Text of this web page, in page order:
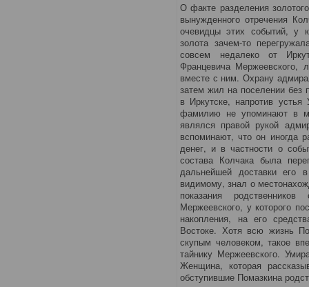
О факте разделения
вынужденного отречения
очевидцы этих событий, у
золота зачем-то
совсем недалеко от
Францевича Мержеевского,
вместе с ним. Охрану
затем жил на поселении без
в Иркутске, напротив
фамилию не упоминают в
являлся правой рукой
вспоминают, что он иногда
денег, и в частности о
состава Колчака была
дальнейшей доставки его
видимому, знал о
показания
Мержеевского, у которого
накопления, на его
Востоке. Хотя всю жизнь
скупым человеком, такое
тайнику Мержеевского.
Женщина, которая
обступившие Помазкина